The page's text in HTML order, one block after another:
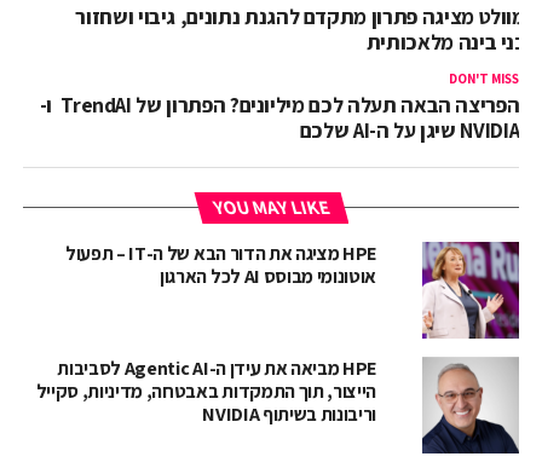
מציגה פתרון מתקדם להגנת נתונים, גיבוי ושחזור
בינה מלאכותית
DON'T MISS
הפריצה הבאה תעלה לכם מיליונים? הפתרון של TrendAI ו-
NVIDIA שיגן על ה-AI שלכם
YOU MAY LIKE
HPE מציגה את הדור הבא של ה-IT – תפעול
אוטונומי מבוסס AI לכל הארגון
HPE מביאה את עידן ה-Agentic AI לסביבות
הייצור, תוך התמקדות באבטחה, מדיניות, סקייל
וריבונות בשיתוף NVIDIA